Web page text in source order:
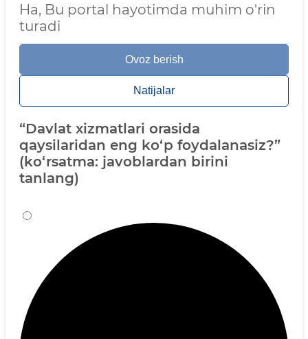
Ha, Bu portal hayotimda muhim o'rin
turadi
Ovoz berish
Natijalar
“Davlat xizmatlari orasida
qaysilaridan eng ko‘p foydalanasiz?”
(ko‘rsatma: javoblardan birini
tanlang)